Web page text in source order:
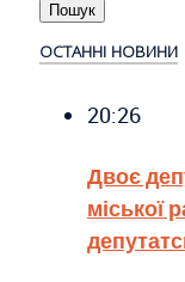
ОСТАННІ НОВИНИ
20:26
Двоє
міської